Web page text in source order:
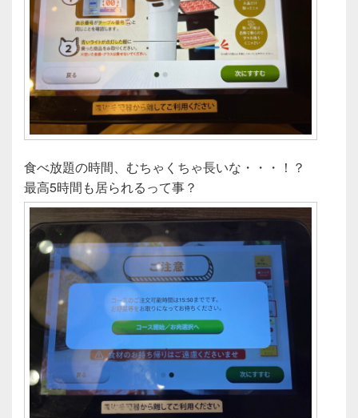
食べ放題の時間、むちゃくちゃ長いな・・・！？
最高5時間も居られるって事？